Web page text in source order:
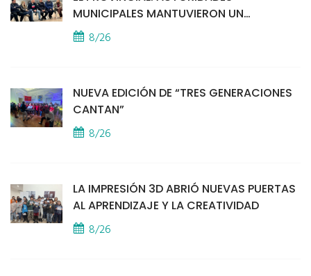
MUNICIPALES MANTUVIERON UN
ENCUENTRO CON VECINOS POR LA
SEGURIDAD
8/26
NUEVA EDICIÓN DE “TRES GENERACIONES
CANTAN”
8/26
LA IMPRESIÓN 3D ABRIÓ NUEVAS PUERTAS
AL APRENDIZAJE Y LA CREATIVIDAD
8/26